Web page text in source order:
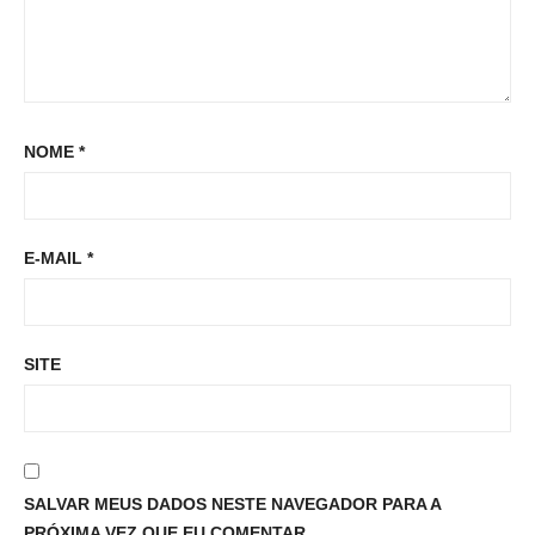
NOME *
E-MAIL *
SITE
SALVAR MEUS DADOS NESTE NAVEGADOR PARA A